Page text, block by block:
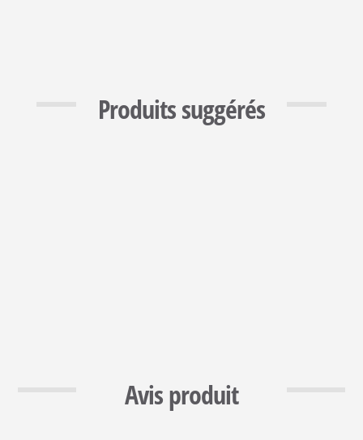
Produits suggérés
Avis produit